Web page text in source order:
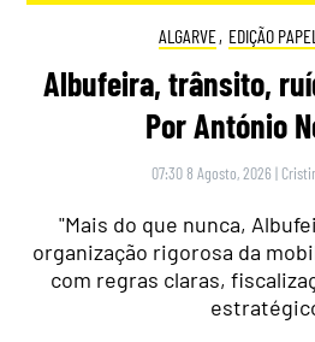
ALGARVE, EDIÇÃO PAPEL
Albufeira, trânsito,
Por António
07:30 8 Agosto, 2026 |
"Mais do que nunca,
organização rigorosa da
com regras claras,